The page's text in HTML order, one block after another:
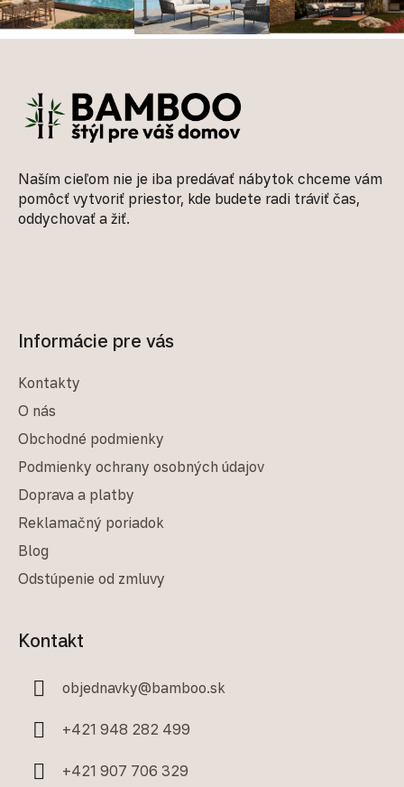
Naším cieľom nie je iba predávať nábytok chceme vám
pomôcť vytvoriť priestor, kde budete radi tráviť čas,
oddychovať a žiť.
Informácie pre vás
Kontakty
O nás
Obchodné podmienky
Podmienky ochrany osobných údajov
Doprava a platby
Reklamačný poriadok
Blog
Odstúpenie od zmluvy
Kontakt
objednavky@bamboo.sk
+421 948 282 499
+421 907 706 329